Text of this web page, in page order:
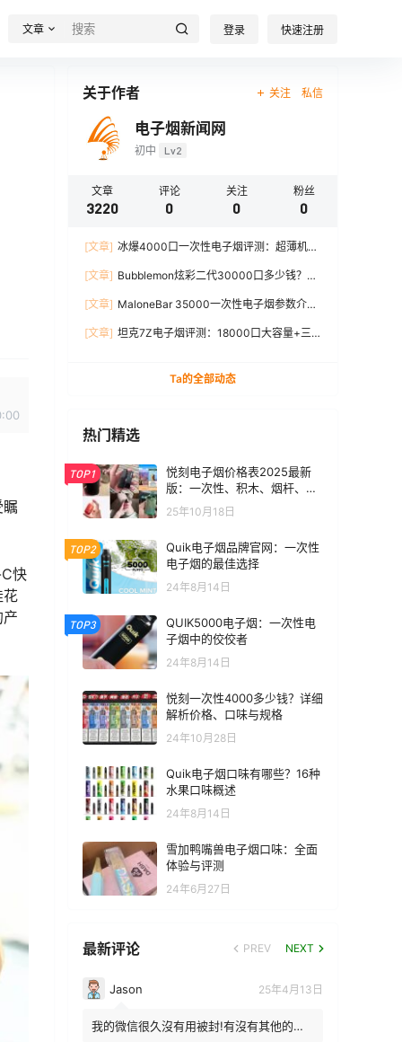
文章 登录 快速注册
快
花
关于作者 关注 私信
电子烟新闻网
初中 Lv2
文章
3220
评论
0
关注
0
粉丝
0
[文章] 冰爆4000口一次性电子烟评测：超薄机
[文章] Bubblemon炫彩二代30000口多少钱？最
[文章] MaloneBar 35000一次性电子烟参数介
[文章] 坦克7Z电子烟评测：18000口大容量+三
Ta的全部动态
热门精选
TOP1
悦刻电子烟价格表2025最新
版：一次性、积木、烟杆、烟
弹全价位汇总
25年10月18日
TOP2
Quik电子烟品牌官网：一次性
电子烟的最佳选择
24年8月14日
TOP3
QUIK5000电子烟：一次性电
子烟中的佼佼者
24年8月14日
悦刻一次性4000多少钱？详细
解析价格、口味与规格
24年10月28日
Quik电子烟口味有哪些？16种
水果口味概述
24年8月14日
雪加鸭嘴兽电子烟口味：全面
体验与评测
24年6月27日
最新评论 PREV NEXT
Jason 25年4月13日
我的微信很久沒有用被封!有沒有其他的方